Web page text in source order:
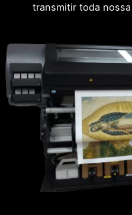
transmitir toda nossa